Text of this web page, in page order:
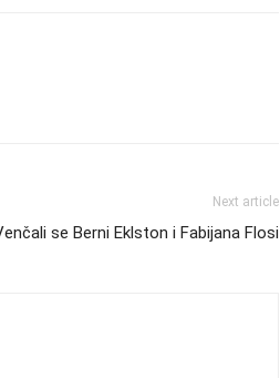
Next article
se Berni Eklston i Fabijana Flosi